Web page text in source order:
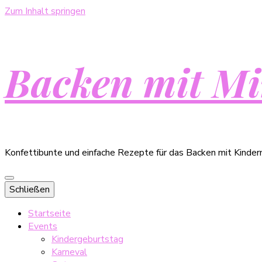
Zum Inhalt springen
Backen mit
Konfettibunte und einfache Rezepte für das Backen mit
Schließen
Startseite
Events
Kindergeburtstag
Karneval